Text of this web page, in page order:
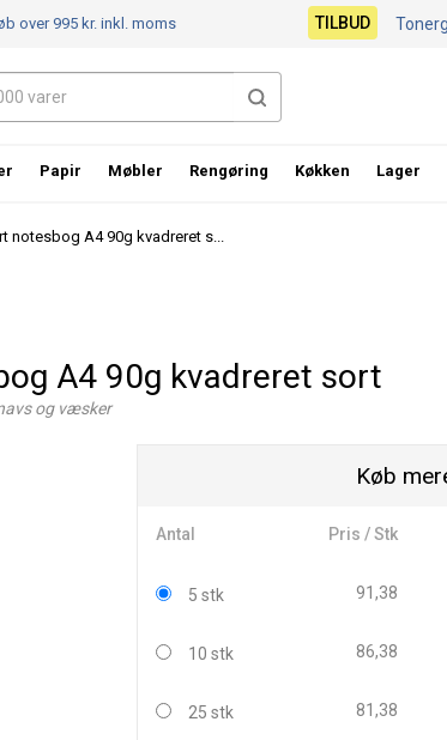
notesbog A4 90g kvadreret s...
A4 90g kvadreret sort
og væsker
Køb
Antal Pris / Stk
5 stk 91,38
10 stk 86,38
25 stk 81,38
over 995 kr.inkl. moms TILBUD
Papir Møbler Rengøring Køkken Lager